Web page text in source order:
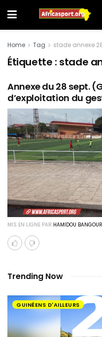
Home Tag stade annexe
Étiquette : stade
Annexe du 28 sept.
d’exploitation du
MIS EN LIGNE PAR HAMIDOU
Trending Now
GUINÉENS D'AILLEURS